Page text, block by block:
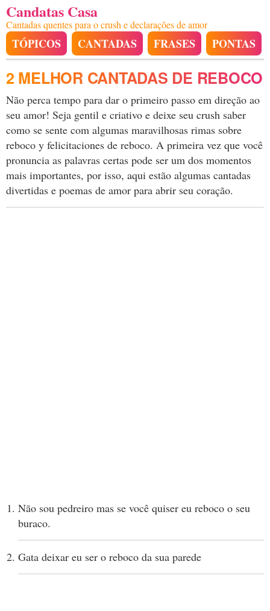
Candatas Casa
Cantadas quentes para o crush e declarações de amor
TÓPICOS CANTADAS FRASES PONTAS
2 MELHOR CANTADAS DE REBOCO
Não perca tempo para dar o primeiro passo em direção ao
seu amor! Seja gentil e criativo e deixe seu crush saber
como se sente com algumas maravilhosas rimas sobre
reboco y felicitaciones de reboco. A primeira vez que você
pronuncia as palavras certas pode ser um dos momentos
mais importantes, por isso, aqui estão algumas cantadas
divertidas e poemas de amor para abrir seu coração.
Não sou pedreiro mas se você quiser eu reboco o seu
buraco.
Gata deixar eu ser o reboco da sua parede